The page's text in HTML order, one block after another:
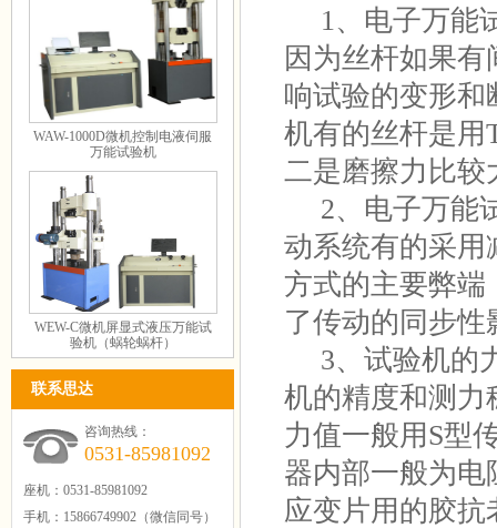
WAW-1000D微机控制电液伺服
万能试验机
WEW-C微机屏显式液压万能试
验机（蜗轮蜗杆）
联系思达
咨询热线：
0531-85981092
座机：0531-85981092
手机：15866749902（微信同号）
1、电子万能
因为丝杆如果
响试验的变形
机有的丝杆是用
二是磨擦力比较
2、电子万能
动系统有的采用
方式的主要弊端
了传动的同步
3、试验机的
机的精度和测力
力值一般用S型
器内部一般为
应变片用的胶